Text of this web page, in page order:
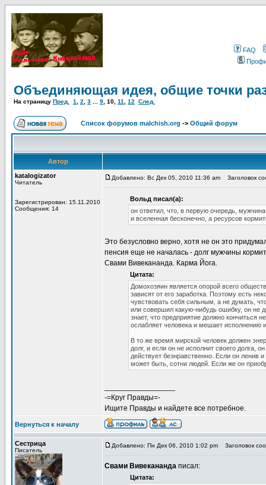
FAQ
Объединяющая идея, общие точки
На страницу Пред. 1 2 3 9 10 11 12 След.
Список форумов malchish.org -> Общий форум
Автор
katalogizator
Читатель
Зарегистрирован: 15.11.2010
Сообщения: 14
Добавлено: Вс Дек 05, 2010 11:36 am Заголовок
Вольд писал(а):
он ответил, что, в первую очередь,
и вселенная бесконечно, а ресурсов
Это безусловно верно, хотя не он это
пенсия еще не началась - долг мужчины
Свами Вивекананда. Карма Йога.
Цитата:
Домохозяин является опорой всего
зависят от его заработка. Поэтому есть
чувствовать себя сильным, а не думать,
или совершил какую-нибудь ошибку, он не
знает, что предприятие должно кончиться
ослабляет человека и мешает исполнению
В то же время мирской человек должен
долг, и если он не исполнит своего долга,
действует безнравственно. Если он ленив
может быть, сотни людей. Если же он
-=Круг Правды=-
Ищите Правды и найдете все потребное.
Вернуться к началу
Сестрица
Писатель
Добавлено: Пн Дек 06, 2010 1:02 pm Заголовок
Свами Вивекананда писал:
Цитата: